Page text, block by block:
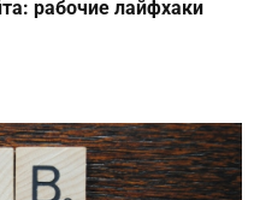
рабочие лайфхаки